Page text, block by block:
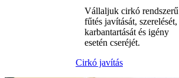
Vállaljuk cirkó rendszerű
fűtés javítását, szerelését,
karbantartását és igény
esetén cseréjét.
Cirkó javítás